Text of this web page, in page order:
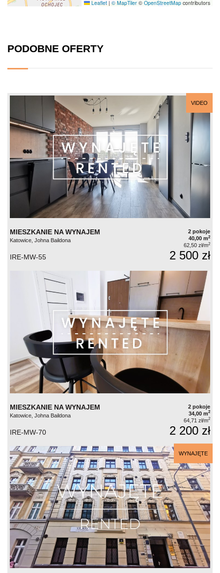
Leaflet | © MapTiler © OpenStreetMap contributors
PODOBNE OFERTY
VIDEO
MIESZKANIE NA WYNAJEM
Katowice, Johna Baildona
2 pokoje
40,00 m2
62,50 zł/m2
IRE-MW-55 2 500 zł
MIESZKANIE NA WYNAJEM
Katowice, Johna Baildona
2 pokoje
34,00 m2
64,71 zł/m2
IRE-MW-70 2 200 zł
WYNAJĘTE